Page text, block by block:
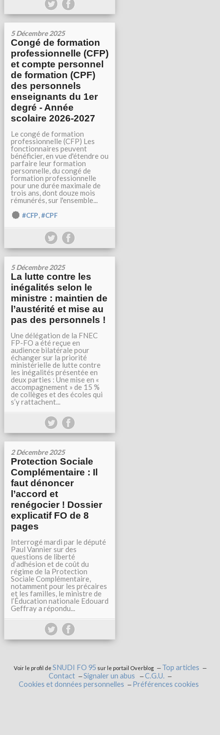
5 Décembre 2025
Congé de formation
professionnelle (CFP)
et compte personnel
de formation (CPF)
des personnels
enseignants du 1er
degré - Année
scolaire 2026-2027
Le congé de formation
professionnelle (CFP) Les
fonctionnaires peuvent
bénéficier, en vue d'étendre ou
parfaire leur formation
personnelle, du congé de
formation professionnelle
pour une durée maximale de
trois ans, dont douze mois
rémunérés, sur l'ensemble...
#CFP,#CPF
5 Décembre 2025
La lutte contre les
inégalités selon le
ministre : maintien de
l’austérité et mise au
pas des personnels !
Une délégation de la FNEC
FP-FO a été reçue en
audience bilatérale pour
échanger sur la priorité
ministérielle de lutte contre
les inégalités présentée en
deux parties : Une mise en «
accompagnement » de 15 %
de collèges et des écoles qui
s’y rattachent...
2 Décembre 2025
Protection Sociale
Complémentaire : Il
faut dénoncer
l’accord et
renégocier ! Dossier
explicatif FO de 8
pages
Interrogé mardi par le député
Paul Vannier sur des
questions de liberté
d’adhésion et de coût du
régime de la Protection
Sociale Complémentaire,
notamment pour les précaires
et les familles, le ministre de
l’Éducation nationale Edouard
Geffray a répondu...
Voir le profil de SNUDI FO 95 sur le portail Overblog
Top articles
Contact
Signaler un abus
C.G.U.
Cookies et données personnelles
Préférences cookies